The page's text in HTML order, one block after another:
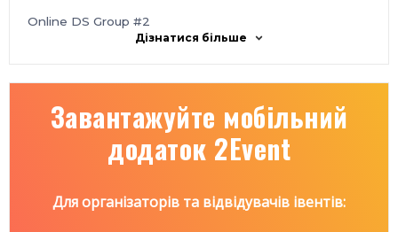
Online DS Group #2
Дізнатися більше
Завантажуйте мобільний
додаток 2Event
Для організаторів та відвідувачів івентів: